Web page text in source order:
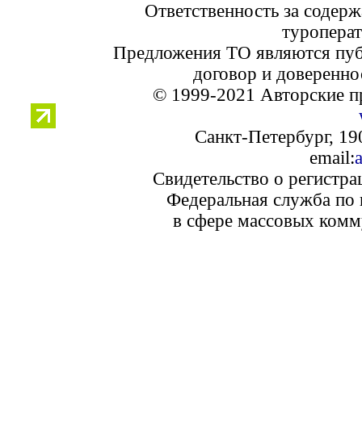
Ответственность за
Предложения ТО являются
договор и
© 1999-2021 Авторские
Санкт-Петербург,
email:
Свидетельство о
Федеральная служба по
в сфере массовых